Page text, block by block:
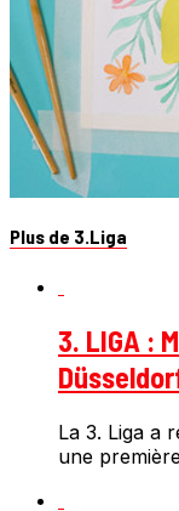
Plus de 3.Liga
3. LIGA :
La 3. Liga a
une